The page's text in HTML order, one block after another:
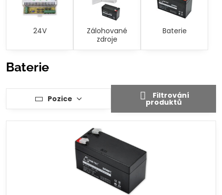
24V
Zálohované
zdroje
Baterie
Baterie
Pozice Filtrování
produktů